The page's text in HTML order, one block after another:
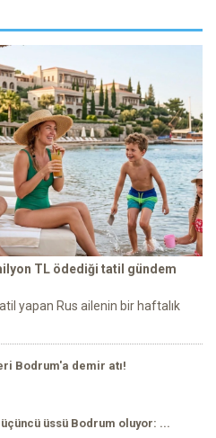
TL ödediği tatil gündem
yapan Rus ailenin bir haftalık
Bodrum'a demir atı!
üssü Bodrum oluyor: ...